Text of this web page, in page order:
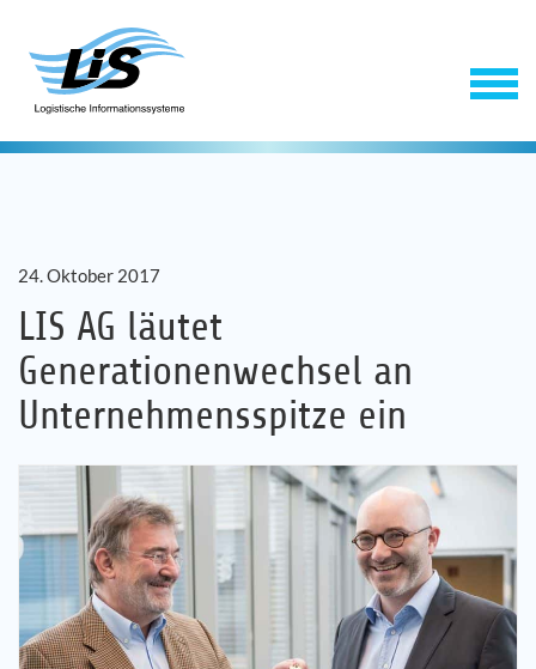
Software
Unternehmen
Referenzen
24. Oktober 2017
LIS AG läutet
Generationenwechsel an
Unternehmensspitze ein